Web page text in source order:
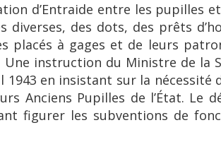
d’Entraide entre les pupilles
des dots, des prêts
placés à gages et de leurs
instruction du Ministre de la
1943 en insistant sur la
Anciens Pupilles de l’État. Le
figurer les subventions de